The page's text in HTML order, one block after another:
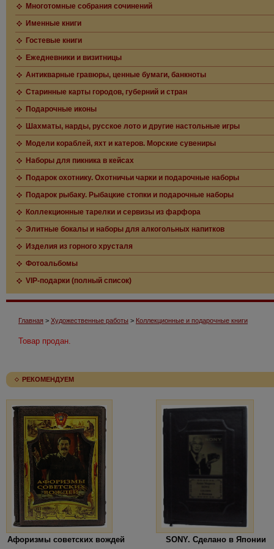
Многотомные собрания сочинений
Именные книги
Гостевые книги
Ежедневники и визитницы
Антикварные гравюры, ценные бумаги, банкноты
Старинные карты городов, губерний и стран
Подарочные иконы
Шахматы, нарды, русское лото и другие настольные игры
Модели кораблей, яхт и катеров. Морские сувениры
Наборы для пикника в кейсах
Подарок охотнику. Охотничьи чарки и подарочные наборы
Подарок рыбаку. Рыбацкие стопки и подарочные наборы
Коллекционные тарелки и сервизы из фарфора
Элитные бокалы и наборы для алкогольных напитков
Изделия из горного хрусталя
Фотоальбомы
VIP-подарки (полный список)
Главная > Художественные работы > Коллекционные и подарочные книги
Товар продан.
РЕКОМЕНДУЕМ
Афоризмы советских вождей SONY. Сделано в Японии